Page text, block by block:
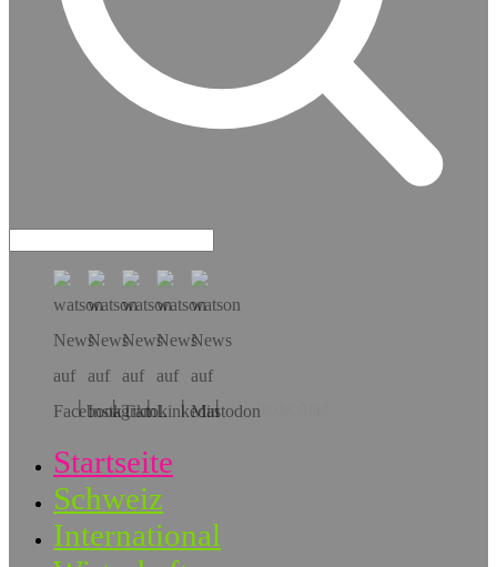
Hol dir die App!
Startseite
Schweiz
International